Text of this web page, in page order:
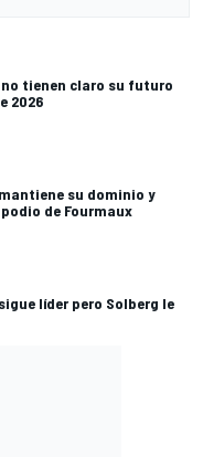
tienen claro su futuro
2026
su dominio y
de Fourmaux
líder pero Solberg le